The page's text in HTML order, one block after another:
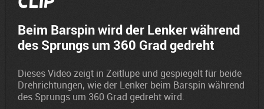
Beim Barspin wird der Lenker während
des Sprungs um 360 Grad gedreht
Dieses Video zeigt in Zeitlupe und gespiegelt für beide
Drehrichtungen, wie der Lenker beim Barspin während
des Sprungs um 360 Grad gedreht wird.